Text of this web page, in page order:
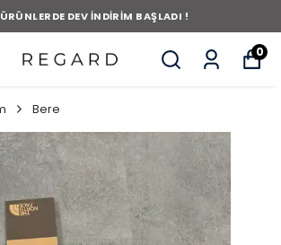
DEV İNDİRİM BAŞLADI !
0
Bere